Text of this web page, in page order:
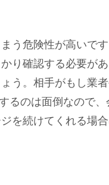
う危険性が高いです
り確認する必要があ
う。相手がもし業
るのは面倒なので、
を続けてくれる場合